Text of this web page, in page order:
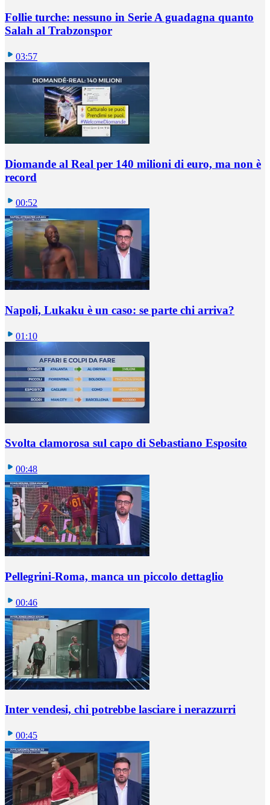
Follie turche: nessuno in Serie A guadagna quanto
Salah al Trabzonspor
03:57
Diomande al Real per 140 milioni di euro, ma non è
record
00:52
Napoli, Lukaku è un caso: se parte chi arriva?
01:10
Svolta clamorosa sul capo di Sebastiano Esposito
00:48
Pellegrini-Roma, manca un piccolo dettaglio
00:46
Inter vendesi, chi potrebbe lasciare i nerazzurri
00:45